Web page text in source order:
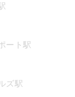
ート駅
ズ駅